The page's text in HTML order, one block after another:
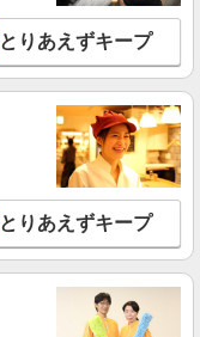
とりあえずキープ
とりあえずキープ